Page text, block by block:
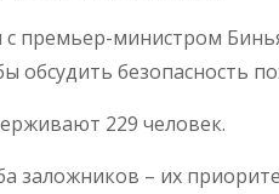
премьер-министром
обсудить безопасность
229 человек.
заложников – их